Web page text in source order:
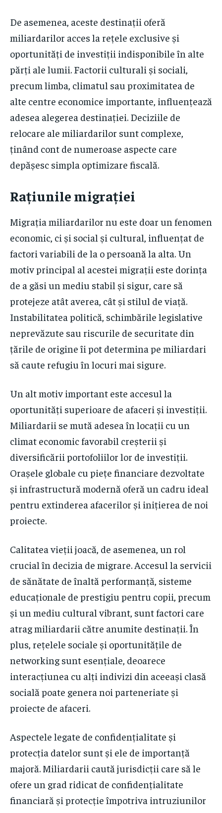
De asemenea, aceste destinații oferă
miliardarilor acces la rețele exclusive și
oportunități de investiții indisponibile în alte
părți ale lumii. Factorii culturali și sociali,
precum limba, climatul sau proximitatea de
alte centre economice importante, influențează
adesea alegerea destinației. Deciziile de
relocare ale miliardarilor sunt complexe,
ținând cont de numeroase aspecte care
depășesc simpla optimizare fiscală.
Rațiunile migrației
Migrația miliardarilor nu este doar un fenomen
economic, ci și social și cultural, influențat de
factori variabili de la o persoană la alta. Un
motiv principal al acestei migrații este dorința
de a găsi un mediu stabil și sigur, care să
protejeze atât averea, cât și stilul de viață.
Instabilitatea politică, schimbările legislative
neprevăzute sau riscurile de securitate din
țările de origine îi pot determina pe miliardari
să caute refugiu în locuri mai sigure.
Un alt motiv important este accesul la
oportunități superioare de afaceri și investiții.
Miliardarii se mută adesea în locații cu un
climat economic favorabil creșterii și
diversificării portofoliilor lor de investiții.
Orașele globale cu piețe financiare dezvoltate
și infrastructură modernă oferă un cadru ideal
pentru extinderea afacerilor și inițierea de noi
proiecte.
Calitatea vieții joacă, de asemenea, un rol
crucial în decizia de migrare. Accesul la servicii
de sănătate de înaltă performanță, sisteme
educaționale de prestigiu pentru copii, precum
și un mediu cultural vibrant, sunt factori care
atrag miliardarii către anumite destinații. În
plus, rețelele sociale și oportunitățile de
networking sunt esențiale, deoarece
interacțiunea cu alți indivizi din aceeași clasă
socială poate genera noi parteneriate și
proiecte de afaceri.
Aspectele legate de confidențialitate și
protecția datelor sunt și ele de importanță
majoră. Miliardarii caută jurisdicții care să le
ofere un grad ridicat de confidențialitate
financiară și protecție împotriva intruziunilor